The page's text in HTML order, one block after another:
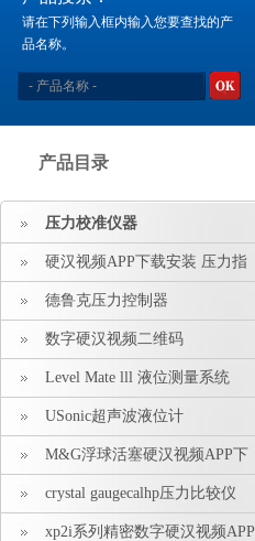
请在下列输入框内输入您要查找的产
品名称。
产品目录
压力校准仪器
硬汉视频APP下载安装 压力指
示仪 压力标准源
德鲁克压力控制器
数字硬汉视频二维码
Level Mate lll 液位测量系统
USonic超声波液位计
M&G浮球活塞硬汉视频APP下
载安装crystal gaugecalhp压力比较仪
xp2i系列精密数字硬汉视频APP